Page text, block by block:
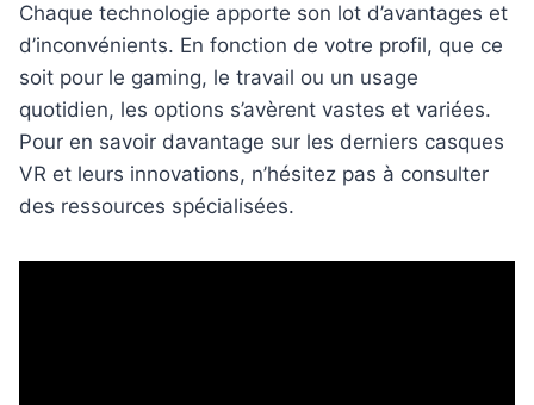
Chaque technologie apporte son lot d’avantages et
d’inconvénients. En fonction de votre profil, que ce
soit pour le gaming, le travail ou un usage
quotidien, les options s’avèrent vastes et variées.
Pour en savoir davantage sur les derniers casques
VR et leurs innovations, n’hésitez pas à consulter
des ressources spécialisées.